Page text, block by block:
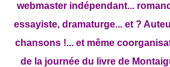
webmaster indépendant...
essayiste, dramaturge... et ?
chansons !... et même
de la journée du livre de